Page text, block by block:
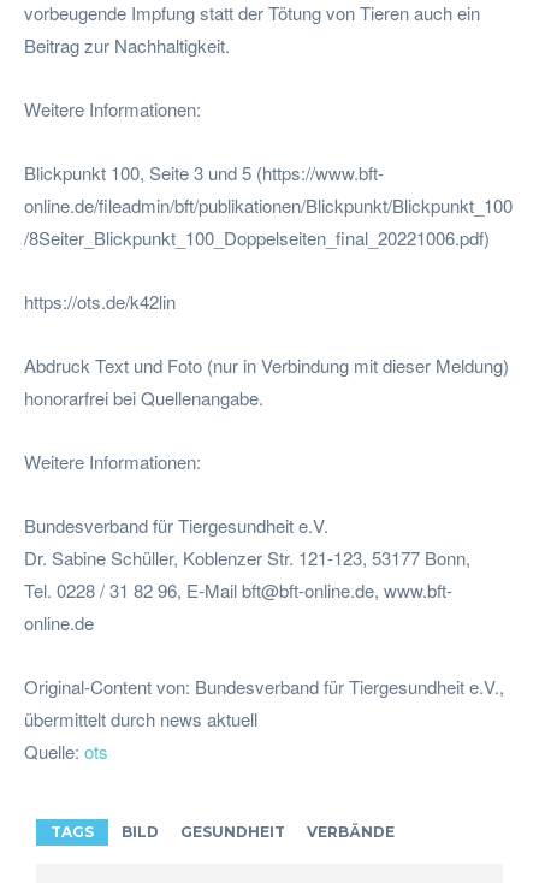
vorbeugende Impfung statt der Tötung von Tieren auch ein
Beitrag zur Nachhaltigkeit.
Weitere Informationen:
Blickpunkt 100, Seite 3 und 5 (https://www.bft-
online.de/fileadmin/bft/publikationen/Blickpunkt/Blickpunkt_100
/8Seiter_Blickpunkt_100_Doppelseiten_final_20221006.pdf)
https://ots.de/k42lin
Abdruck Text und Foto (nur in Verbindung mit dieser Meldung)
honorarfrei bei Quellenangabe.
Weitere Informationen:
Bundesverband für Tiergesundheit e.V.
Dr. Sabine Schüller, Koblenzer Str. 121-123, 53177 Bonn,
Tel. 0228 / 31 82 96, E-Mailbft@bft-online.de, www.bft-
online.de
Original-Content von: Bundesverband für Tiergesundheit e.V.,
übermittelt durch news aktuell
Quelle: ots
TAGS BILD GESUNDHEIT VERBÄNDE